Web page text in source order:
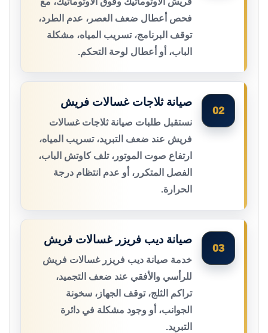
فحص أعطال ضعف العصر، عدم الطرد،
توقف البرنامج، تسريب المياه، مشكلة
الباب، أو أعطال لوحة التحكم.
02
صيانة ثلاجات غسالات فريش
نستقبل طلبات صيانة ثلاجات غسالات
فريش عند ضعف التبريد، تسريب المياه،
ارتفاع صوت الموتور، تلف كاوتش الباب،
الفصل المتكرر، أو عدم انتظام درجة
الحرارة.
03
صيانة ديب فريزر غسالات فريش
خدمة صيانة ديب فريزر غسالات فريش
للرأسي والأفقي عند ضعف التجميد،
تراكم الثلج، توقف الجهاز، سخونة
الجوانب، أو وجود مشكلة في دائرة
التبريد.